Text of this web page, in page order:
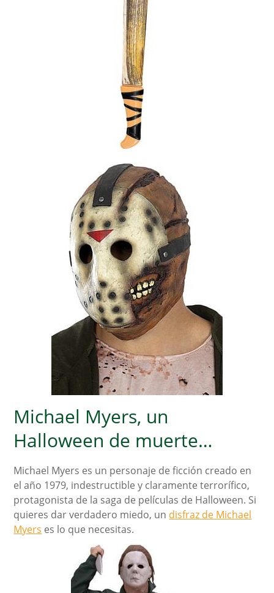
Michael Myers, un
Halloween de muerte…
Michael Myers es un personaje de ficción creado en
el año 1979, indestructible y claramente terrorífico,
protagonista de la saga de películas de Halloween. Si
quieres dar verdadero miedo, un disfraz de Michael
Myers es lo que necesitas.